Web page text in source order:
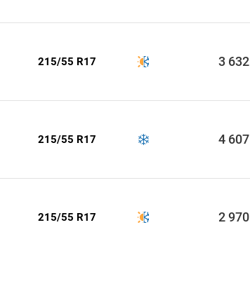
215/55 R17 3 632
215/55 R17 4 607
215/55 R17 2 970